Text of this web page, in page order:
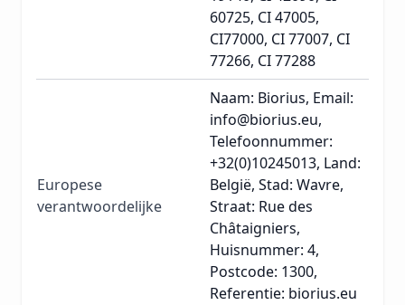
60725, CI 47005,
CI77000, CI 77007, CI
77266, CI 77288
Europese
verantwoordelijke
Naam: Biorius, Email:
info@biorius.eu,
Telefoonnummer:
+32(0)10245013, Land:
België, Stad: Wavre,
Straat: Rue des
Châtaigniers,
Huisnummer: 4,
Postcode: 1300,
Referentie: biorius.eu